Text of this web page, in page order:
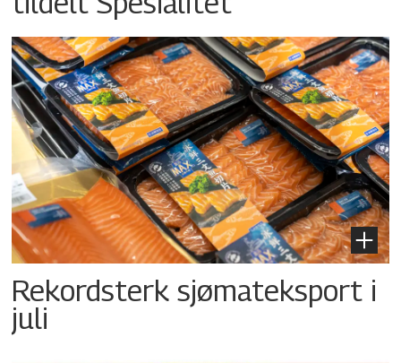
Rekordsterk sjømateksport i
juli